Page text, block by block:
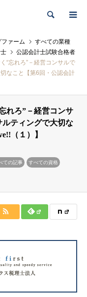
検索
ァーム
すべての業種
公認会計士試験合格者
“忘れろ”－経営コンサルで
なこと【第6回・公認会計
れろ”－経営コンサ
ティングで大切な
（１）】
ての記事 すべての資格